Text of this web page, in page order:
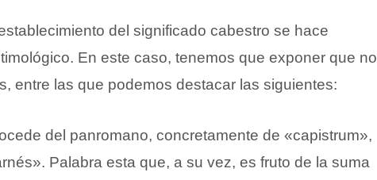
del significado cabestro se hace
En este caso, tenemos que exponer que no
entre las que podemos destacar las siguientes:
del panromano, concretamente de «capistrum»,
Palabra esta que, a su vez, es fruto de la suma